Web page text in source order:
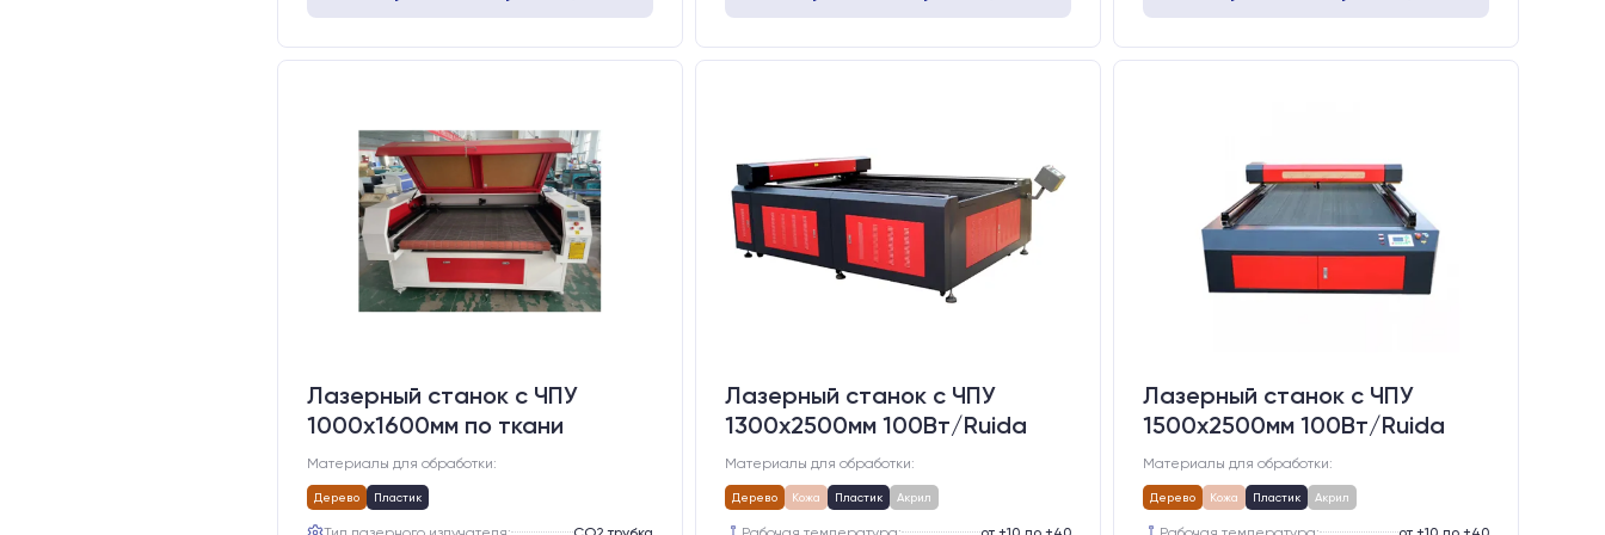
Лазерный станок c ЧПУ
1000х1600мм по ткани
Материалы для обработки:
Дерево Пластик
Лазерный станок c ЧПУ
1300х2500мм 100Вт/Ruida
Материалы для обработки:
Дерево Кожа Пластик Акрил
Лазерный станок c ЧПУ
1500х2500мм 100Вт/Ruida
Материалы для обработки:
Дерево Кожа Пластик Акрил